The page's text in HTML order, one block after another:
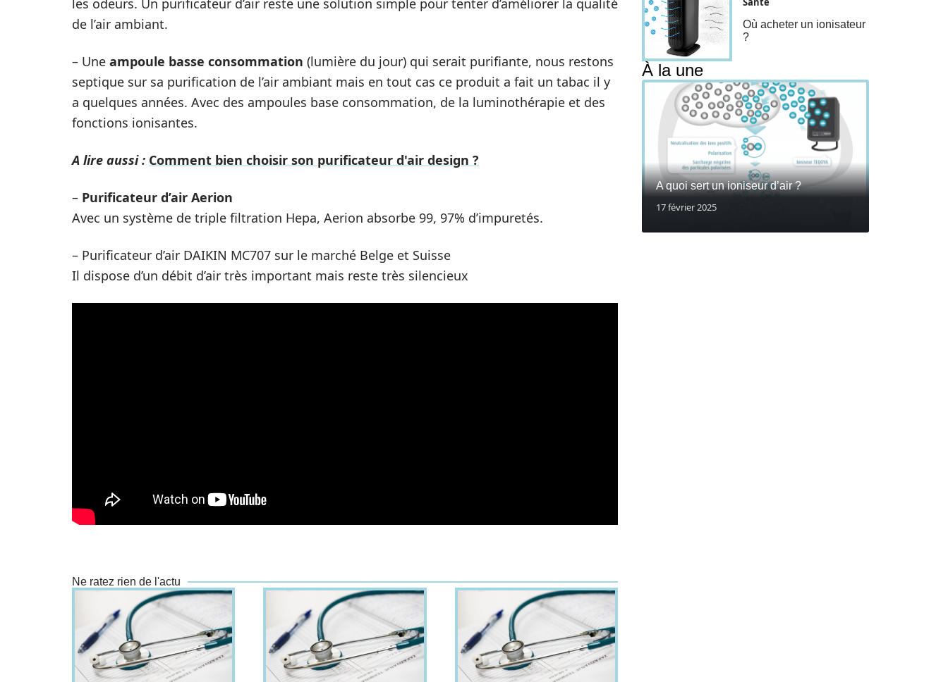
les odeurs. Un purificateur d’air reste une solution simple pour tenter d’améliorer la qualité
de l’air ambiant.
– Une ampoule basse consommation (lumière du jour) qui serait purifiante, nous restons
septique sur sa purification de l’air ambiant mais en tout cas ce produit a fait un tabac il y
a quelques années. Avec des ampoules base consommation, de la luminothérapie et des
fonctions ionisantes.
A lire aussi : Comment bien choisir son purificateur d'air design ?
– Purificateur d’air Aerion
Avec un système de triple filtration Hepa, Aerion absorbe 99, 97% d’impuretés.
– Purificateur d’air DAIKIN MC707 sur le marché Belge et Suisse
Il dispose d’un débit d’air très important mais reste très silencieux
Ne ratez rien de l'actu
Où acheter un ionisateur
?
À la une
A quoi sert un ioniseur d’air ?
17 février 2025